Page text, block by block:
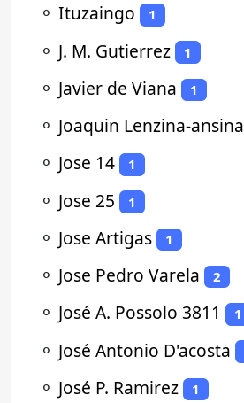
⚬ Ituzaingo 1
⚬ J. M. Gutierrez 1
⚬ Javier de Viana 1
⚬ Joaquin Lenzina-ansina
⚬ Jose 14 1
⚬ Jose 25 1
⚬ Jose Artigas 1
⚬ Jose Pedro Varela 2
⚬ José A. Possolo 3811 1
⚬ José Antonio D'acosta
⚬ José P. Ramirez 1